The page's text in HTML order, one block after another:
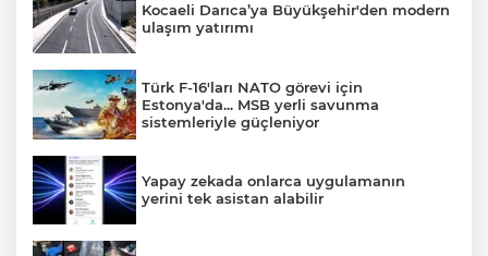
Kocaeli Darıca’ya Büyükşehir'den modern
ulaşım yatırımı
Türk F-16'ları NATO görevi için
Estonya'da... MSB yerli savunma
sistemleriyle güçleniyor
Yapay zekada onlarca uygulamanın
yerini tek asistan alabilir